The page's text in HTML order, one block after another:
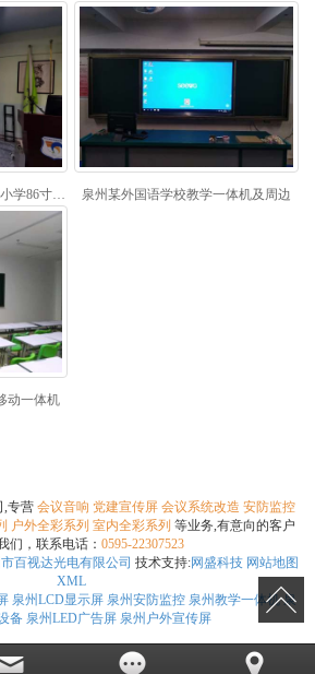
泉州市外国语学校鲤城附属小学86寸可移动教学一体机 泉州某外国语学校教学一体机及周边
动一体机
,专营 会议音响 党建宣传屏 会议系统改造 安防监控
户外全彩系列 室内全彩系列 等业务,有意向的客户
们，联系电话： 0595-22307523
百视达光电有限公司 技术支持:网盛科技 网站地图
XML
泉州LCD显示屏 泉州安防监控 泉州教学一体机 泉
备 泉州LED广告屏 泉州户外宣传屏